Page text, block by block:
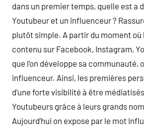
dans un premier temps, quelle est a
Youtubeur et un influenceur ?
plutôt simple. A partir du moment où
contenu sur Facebook, Instagram,
que l’on développe sa communauté,
influenceur. Ainsi, les premières
d’une forte visibilité à être
Youtubeurs grâce à leurs grands
Aujourd’hui on expose par le mot